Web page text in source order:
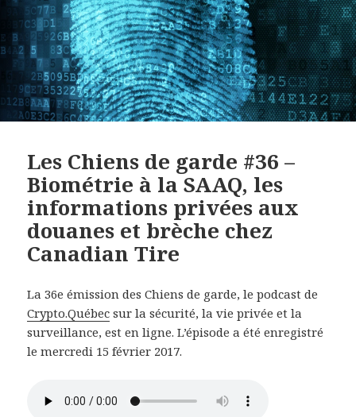
Les Chiens de garde #36 –
Biométrie à la SAAQ, les
informations privées aux
douanes et brèche chez
Canadian Tire
La 36e émission des Chiens de garde, le podcast de
Crypto.Québec sur la sécurité, la vie privée et la
surveillance, est en ligne. L’épisode a été enregistré
le mercredi 15 février 2017.